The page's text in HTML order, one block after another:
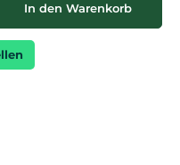
In den Warenkorb